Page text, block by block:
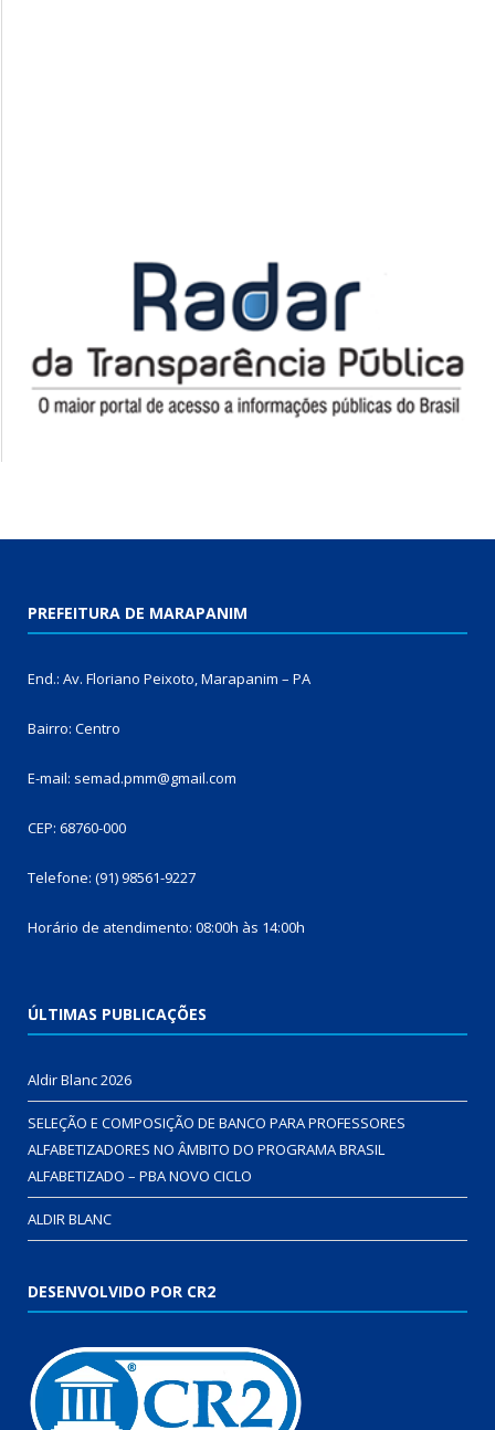
PREFEITURA DE MARAPANIM
End.: Av. Floriano Peixoto, Marapanim – PA
Bairro: Centro
E-mail: semad.pmm@gmail.com
CEP: 68760-000
Telefone: (91) 98561-9227
Horário de atendimento: 08:00h às 14:00h
ÚLTIMAS PUBLICAÇÕES
Aldir Blanc 2026
SELEÇÃO E COMPOSIÇÃO DE BANCO PARA PROFESSORES
ALFABETIZADORES NO ÂMBITO DO PROGRAMA BRASIL
ALFABETIZADO – PBA NOVO CICLO
ALDIR BLANC
DESENVOLVIDO POR CR2